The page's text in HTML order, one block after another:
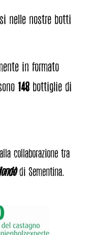
nelle nostre botti
in formato
148 bottiglie di
collaborazione tra
di Sementina.